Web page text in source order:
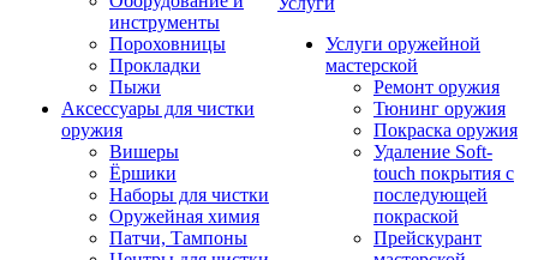
инструменты
Пороховницы
Прокладки
Пыжи
Аксессуары для чистки
оружия
Вишеры
Ёршики
Наборы для чистки
Оружейная химия
Патчи, Тампоны
Услуги оружейной
мастерской
Ремонт оружия
Тюнинг оружия
Покраска оружия
Удаление Soft-
touch покрытия с
последующей
покраской
Прейскурант